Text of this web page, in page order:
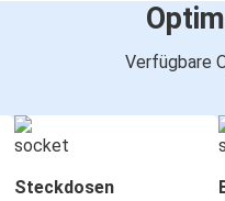
Verfügbare
Steckdosen